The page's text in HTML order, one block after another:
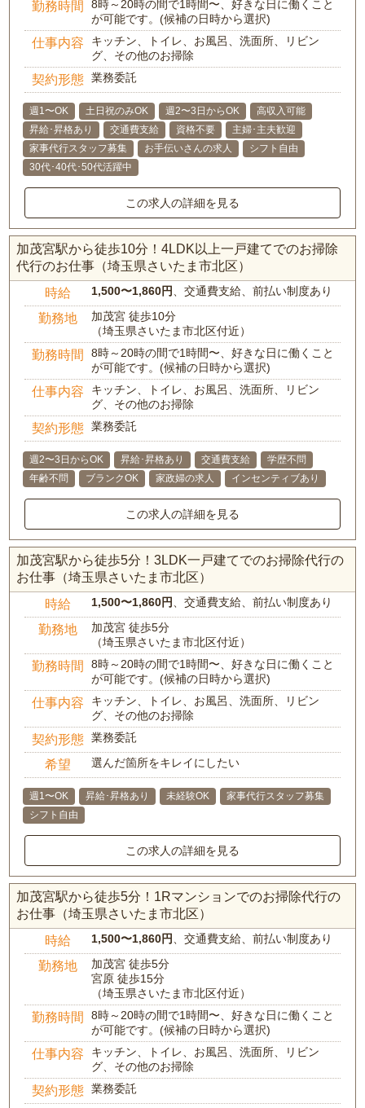
勤務時間
8時～20時の間で1時間〜、好きな日に働くこと
が可能です。(候補の日時から選択)
仕事内容
キッチン、トイレ、お風呂、洗面所、リビン
グ、その他のお掃除
契約形態 業務委託
週1〜OK 土日祝のみOK 週2〜3日からOK
高収入可能
昇給･昇格あり
交通費支給 資格不要
主婦･主夫歓迎
家事代行スタッフ募集
お手伝いさんの求人
シフト自由
30代･40代･50代活躍中
この求人の詳細を見る
加茂宮駅から徒歩10分！4LDK以上一戸建てでのお掃除
代行のお仕事（埼玉県さいたま市北区）
時給 1,500〜1,860円、交通費支給、前払い制度あり
勤務地
加茂宮 徒歩10分
（埼玉県さいたま市北区付近）
勤務時間
8時～20時の間で1時間〜、好きな日に働くこと
が可能です。(候補の日時から選択)
仕事内容
キッチン、トイレ、お風呂、洗面所、リビン
グ、その他のお掃除
契約形態 業務委託
週2〜3日からOK 昇給･昇格あり 交通費支給
学歴不問
年齢不問
ブランクOK 家政婦の求人 インセンティブあり
この求人の詳細を見る
加茂宮駅から徒歩5分！3LDK一戸建てでのお掃除代行の
お仕事（埼玉県さいたま市北区）
時給 1,500〜1,860円、交通費支給、前払い制度あり
勤務地
加茂宮 徒歩5分
（埼玉県さいたま市北区付近）
勤務時間
8時～20時の間で1時間〜、好きな日に働くこと
が可能です。(候補の日時から選択)
仕事内容
キッチン、トイレ、お風呂、洗面所、リビン
グ、その他のお掃除
契約形態 業務委託
希望 選んだ箇所をキレイにしたい
週1〜OK 昇給･昇格あり 未経験OK
家事代行スタッフ募集
シフト自由
この求人の詳細を見る
加茂宮駅から徒歩5分！1Rマンションでのお掃除代行の
お仕事（埼玉県さいたま市北区）
時給 1,500〜1,860円、交通費支給、前払い制度あり
勤務地
加茂宮 徒歩5分
宮原 徒歩15分
（埼玉県さいたま市北区付近）
勤務時間
8時～20時の間で1時間〜、好きな日に働くこと
が可能です。(候補の日時から選択)
仕事内容
キッチン、トイレ、お風呂、洗面所、リビン
グ、その他のお掃除
契約形態 業務委託